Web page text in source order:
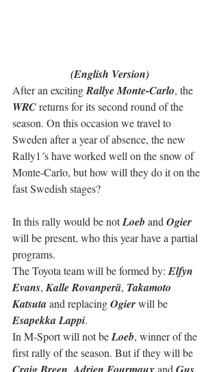
(English Version)
After an exciting Rallye Monte-Carlo, the
WRC returns for its second round of the
season. On this occasion we travel to
Sweden after a year of absence, the new
Rally1´s have worked well on the snow of
Monte-Carlo, but how will they do it on the
fast Swedish stages?
In this rally would be not Loeb and Ogier
will be present, who this year have a partial
programs.
The Toyota team will be formed by: Elfyn
Evans, Kalle Rovanperä, Takamoto
Katsuta and replacing Ogier will be
Esapekka Lappi.
In M-Sport will not be Loeb, winner of the
first rally of the season. But if they will be
and